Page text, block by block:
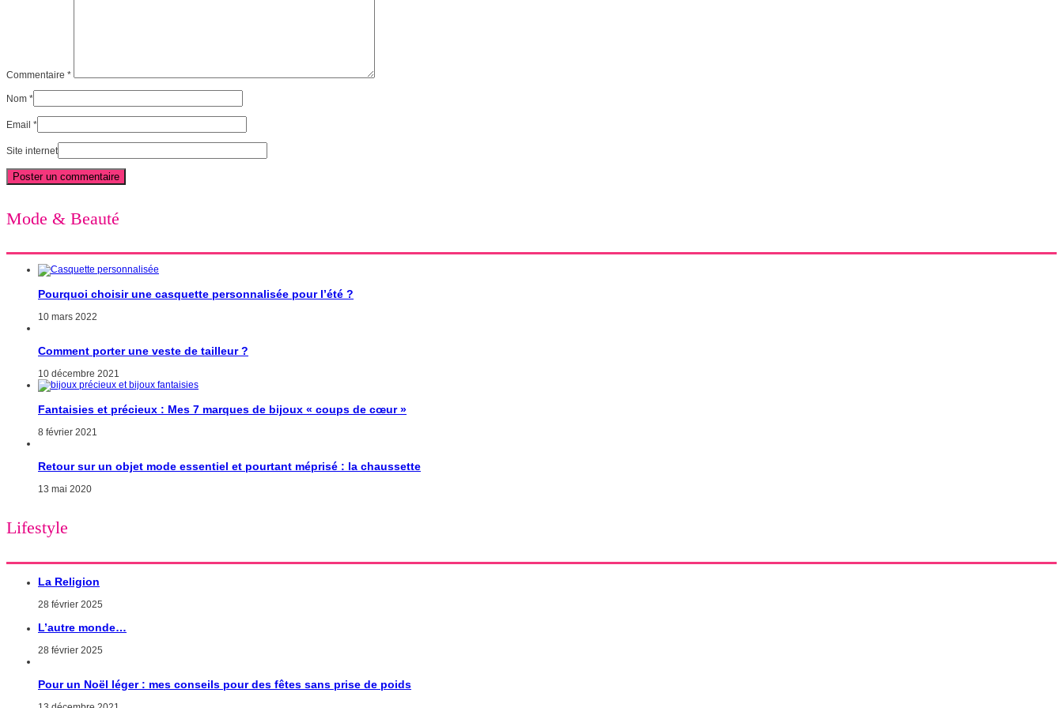
Commentaire *
Nom *
Email *
Site internet
Mode & Beauté
Pourquoi choisir une casquette personnalisée pour l’été ?
10 mars 2022
Comment porter une veste de tailleur ?
10 décembre 2021
Fantaisies et précieux : Mes 7 marques de bijoux « coups de cœur »
8 février 2021
Retour sur un objet mode essentiel et pourtant méprisé : la chaussette
13 mai 2020
Lifestyle
La Religion
28 février 2025
L’autre monde…
28 février 2025
Pour un Noël léger : mes conseils pour des fêtes sans prise de poids